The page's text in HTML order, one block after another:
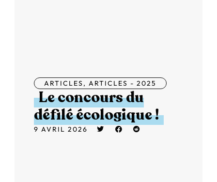
ARTICLES, ARTICLES - 2025
Le concours du
défilé écologique !
9 AVRIL 2026